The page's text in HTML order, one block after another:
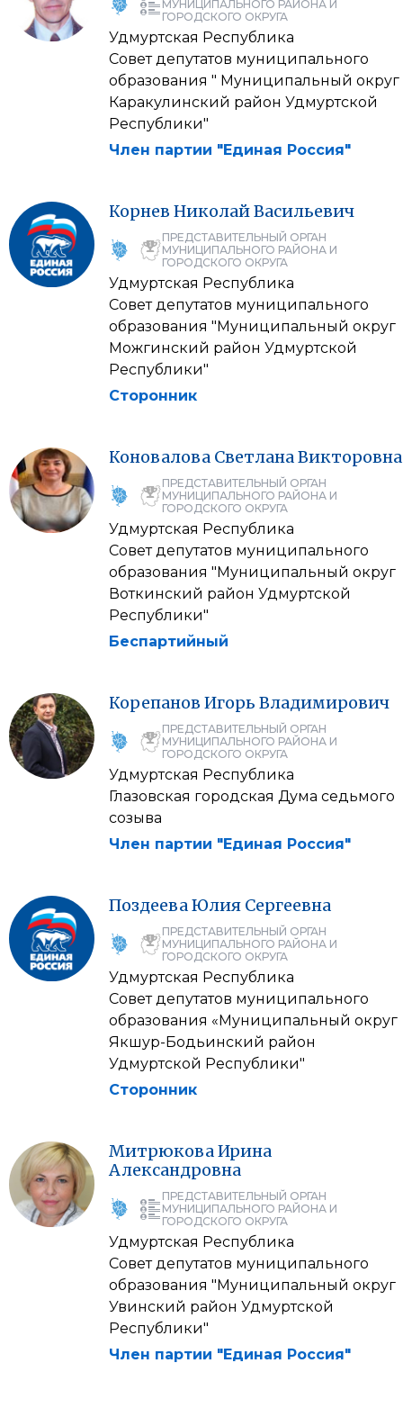
МУНИЦИПАЛЬНОГО РАЙОНА И
ГОРОДСКОГО ОКРУГА
Удмуртская Республика
Совет депутатов муниципального
образования " Муниципальный округ
Каракулинский район Удмуртской
Республики"
Член партии "Единая Россия"
Корнев НиколайВасильевич
ПРЕДСТАВИТЕЛЬНЫЙ ОРГАН
МУНИЦИПАЛЬНОГО РАЙОНА И
ГОРОДСКОГО ОКРУГА
Удмуртская Республика
Совет депутатов муниципального
образования "Муниципальный округ
Можгинский район Удмуртской
Республики"
Сторонник
Коновалова СветланаВикторовна
ПРЕДСТАВИТЕЛЬНЫЙ ОРГАН
МУНИЦИПАЛЬНОГО РАЙОНА И
ГОРОДСКОГО ОКРУГА
Удмуртская Республика
Совет депутатов муниципального
образования "Муниципальный округ
Воткинский район Удмуртской
Республики"
Беспартийный
Корепанов Игорь Владимирович
ПРЕДСТАВИТЕЛЬНЫЙ ОРГАН
МУНИЦИПАЛЬНОГО РАЙОНА И
ГОРОДСКОГО ОКРУГА
Удмуртская Республика
Глазовская городская Дума седьмого
созыва
Член партии "Единая Россия"
ПоздееваЮлия Сергеевна
ПРЕДСТАВИТЕЛЬНЫЙ ОРГАН
МУНИЦИПАЛЬНОГО РАЙОНА И
ГОРОДСКОГО ОКРУГА
Удмуртская Республика
Совет депутатов муниципального
образования «Муниципальный округ
Якшур-Бодьинский район
Удмуртской Республики"
Сторонник
МитрюковаИрина
Александровна
ПРЕДСТАВИТЕЛЬНЫЙ ОРГАН
МУНИЦИПАЛЬНОГО РАЙОНА И
ГОРОДСКОГО ОКРУГА
Удмуртская Республика
Совет депутатов муниципального
образования "Муниципальный округ
Увинский район Удмуртской
Республики"
Член партии "Единая Россия"